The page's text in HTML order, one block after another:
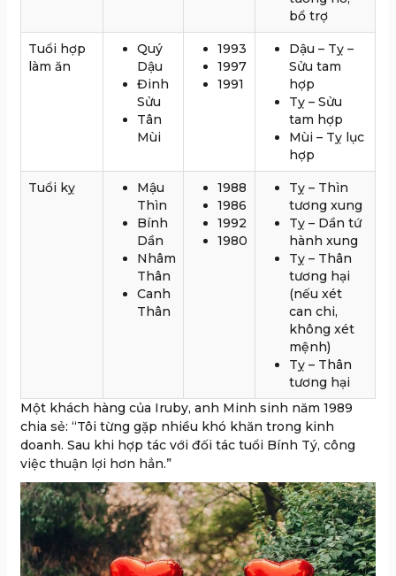
bổ trợ
Tuổi hợp
làm ăn
Quý
Dậu
Đinh
Sửu
Tân
Mùi
1993
1997
1991
Dậu – Tỵ –
Sửu tam
hợp
Tỵ – Sửu
tam hợp
Mùi – Tỵ lục
hợp
Tuổi kỵ
Mậu
Thìn
Bính
Dần
Nhâm
Thân
Canh
Thân
1988
1986
1992
1980
Tỵ – Thìn
tương xung
Tỵ – Dần tứ
hành xung
Tỵ – Thân
tương hại
(nếu xét
can chi,
không xét
mệnh)
Tỵ – Thân
tương hại
Một khách hàng của Iruby, anh Minh sinh năm 1989
chia sẻ: “Tôi từng gặp nhiều khó khăn trong kinh
doanh. Sau khi hợp tác với đối tác tuổi Bính Tý, công
việc thuận lợi hơn hẳn.”